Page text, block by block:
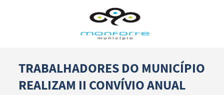
Termo de Pesquisa
TRABALHADORES DO MUNICÍPIO
REALIZAM II CONVÍVIO ANUAL